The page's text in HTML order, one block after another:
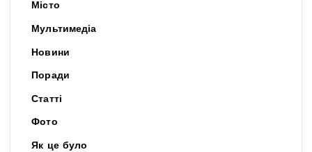
Місто
Мультимедіа
Новини
Поради
Статті
Фото
Як це було